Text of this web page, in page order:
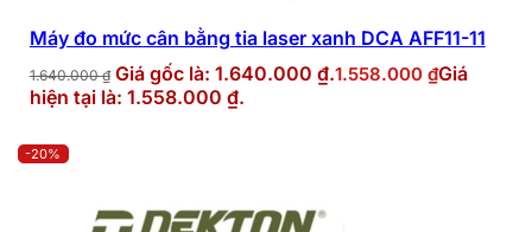
Máy đo mức cân bằng tia laser xanh DCA AFF11-11
1.640.000₫ Giá gốc là: 1.640.000 ₫.1.558.000 ₫Giá
hiện tại là: 1.558.000 ₫.
-20%